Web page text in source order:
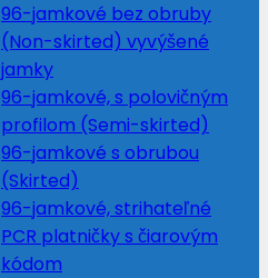
96-jamkové bez obruby
(Non-skirted) vyvýšené
jamky
96-jamkové, s polovičným
profilom (Semi-skirted)
96-jamkové s obrubou
(Skirted)
96-jamkové, strihateľné
PCR platničky s čiarovým
kódom